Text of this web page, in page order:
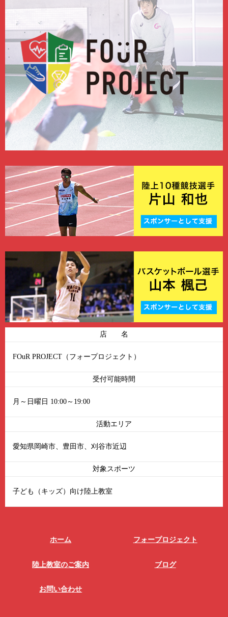
店 名
FOuR PROJECT（フォープロジェクト）
受付可能時間
月～日曜日 10:00～19:00
活動エリア
愛知県岡崎市、豊田市、刈谷市近辺
対象スポーツ
子ども（キッズ）向け陸上教室
ホーム フォープロジェクト
陸上教室のご案内 ブログ
お問い合わせ